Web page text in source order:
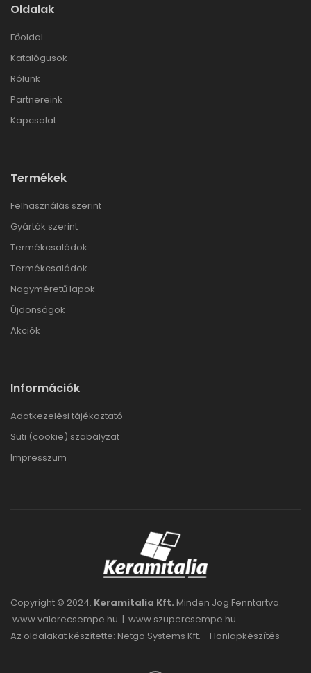
Oldalak
Főoldal
Katalógusok
Rólunk
Partnereink
Kapcsolat
Termékek
Felhasználás szerint
Gyártók szerint
Termékcsaládok
Termékcsaládok
Nagyméretű lapok
Újdonságok
Akciók
Információk
Adatkezelési tájékoztató
Süti (cookie) szabályzat
Impresszum
Copyright © 2024. Keramitalia Kft. Minden Jog Fenntartva.
www.valorecsempe.hu | www.szupercsempe.hu
Az oldalakat készítette: Netgo Systems Kft. - Honlapkészítés